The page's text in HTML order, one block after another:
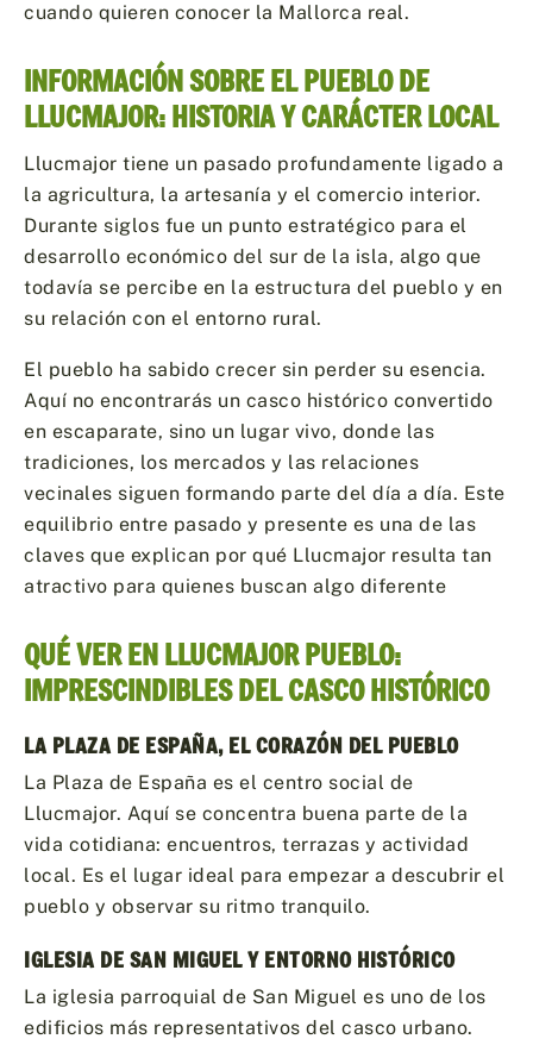
cuando quieren conocer la Mallorca real.
INFORMACIÓN SOBRE EL PUEBLO DE
LLUCMAJOR: HISTORIA Y CARÁCTER LOCAL
Llucmajor tiene un pasado profundamente ligado a
la agricultura, la artesanía y el comercio interior.
Durante siglos fue un punto estratégico para el
desarrollo económico del sur de la isla, algo que
todavía se percibe en la estructura del pueblo y en
su relación con el entorno rural.
El pueblo ha sabido crecer sin perder su esencia.
Aquí no encontrarás un casco histórico convertido
en escaparate, sino un lugar vivo, donde las
tradiciones, los mercados y las relaciones
vecinales siguen formando parte del día a día. Este
equilibrio entre pasado y presente es una de las
claves que explican por qué Llucmajor resulta tan
atractivo para quienes buscan algo diferente
QUÉ VER EN LLUCMAJOR PUEBLO:
IMPRESCINDIBLES DEL CASCO HISTÓRICO
LA PLAZA DE ESPAÑA, EL CORAZÓN DEL PUEBLO
La Plaza de España es el centro social de
Llucmajor. Aquí se concentra buena parte de la
vida cotidiana: encuentros, terrazas y actividad
local. Es el lugar ideal para empezar a descubrir el
pueblo y observar su ritmo tranquilo.
IGLESIA DE SAN MIGUEL Y ENTORNO HISTÓRICO
La iglesia parroquial de San Miguel es uno de los
edificios más representativos del casco urbano.